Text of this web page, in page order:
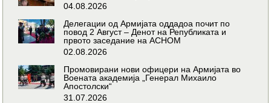
04.08.2026
Делегации од Армијата оддадоа почит по
повод 2 Август – Денот на Републиката и
првото заседание на АСНОМ
02.08.2026
Промовирани нови офицери на Армијата во
Воената академија „Генерал Михаило
Апостолски“
31.07.2026